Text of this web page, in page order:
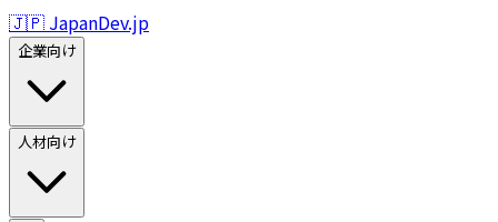
🇯🇵 JapanDev.jp
企業向け
人材向け